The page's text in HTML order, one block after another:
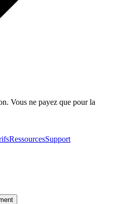
Vous ne payez que pour la
RessourcesSupport